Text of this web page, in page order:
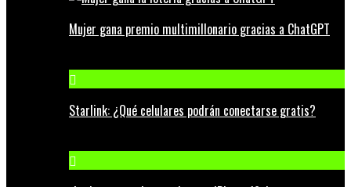
Mujer gana premio multimillonario gracias a ChatGPT
Starlink: ¿Qué celulares podrán conectarse gratis?